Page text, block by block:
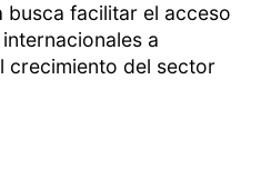
busca facilitar el acceso
a
crecimiento del sector